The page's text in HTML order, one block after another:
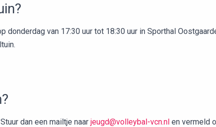
donderdag van 17:30 uur tot 18:30 uur in Sporthal
dan een mailtje naar jeugd@volleybal-vcn.nl en vermeld